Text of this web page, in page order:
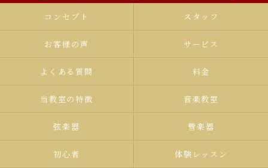
コンセプト スタッフ
お客様の声 サービス
よくある質問 料金
当教室の特徴 音楽教室
弦楽器 管楽器
初心者 体験レッスン